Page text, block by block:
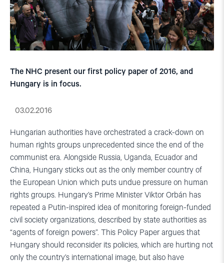
The NHC present our first policy paper of 2016, and
Hungary is in focus.
03.02.2016
Hungarian authorities have orchestrated a crack-down on
human rights groups unprecedented since the end of the
communist era. Alongside Russia, Uganda, Ecuador and
China, Hungary sticks out as the only member country of
the European Union which puts undue pressure on human
rights groups. Hungary’s Prime Minister Viktor Orbán has
repeated a Putin-inspired idea of monitoring foreign-funded
civil society organizations, described by state authorities as
“agents of foreign powers”. This Policy Paper argues that
Hungary should reconsider its policies, which are hurting not
only the country’s international image, but also have